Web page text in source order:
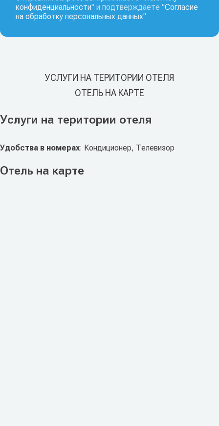
конфиденциальности" и подтверждаете "Согласие
на обработку персональных данных"
УСЛУГИ НА ТЕРИТОРИИ ОТЕЛЯ
ОТЕЛЬ НА КАРТЕ
Услуги на територии отеля
Удобства в номерах: Кондиционер, Телевизор
Отель на карте